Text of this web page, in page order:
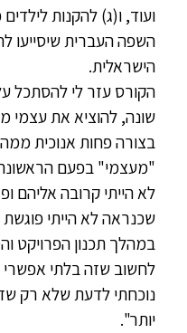
ועוד, ו(ג) להקנות
השפה העברית
הישראלית.
הקורס עזר לי להסתכל
שונה, להוציא את עצמי
בצורה פחות אנוכית
"מעצמי" בפעם
לא הייתי קרובה אליהם
שכנראה לא הייתי
במהלך תכנון הפרויקט
לחשוב שזה בלתי
נוכחתי לדעת שלא רק
יותר".